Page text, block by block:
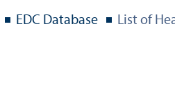
EDC Database List of